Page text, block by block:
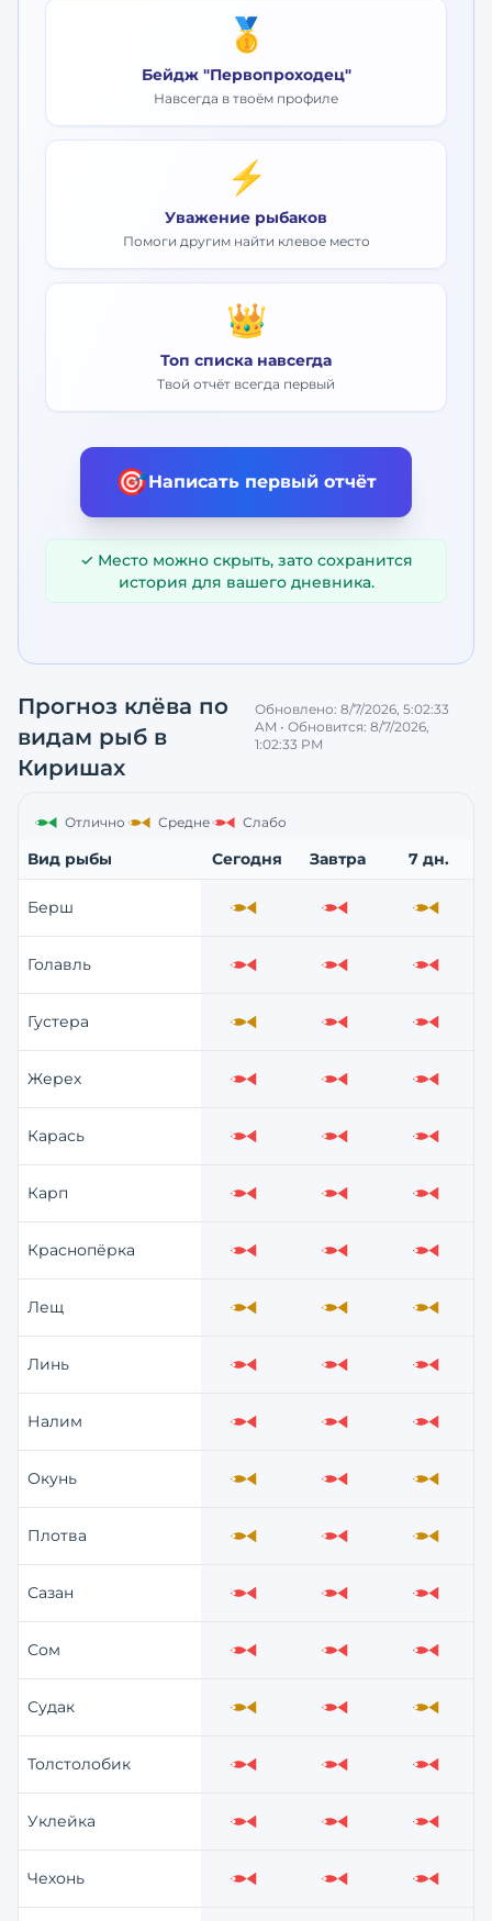
🥇
Бейдж "Первопроходец"
Навсегда в твоём профиле
⚡
Уважение рыбаков
Помоги другим найти клевое место
👑
Топ списка навсегда
Твой отчёт всегда первый
🎯Написать первый отчёт
✓ Место можно скрыть, зато сохранится
история для вашего дневника.
Прогноз клёва по
видам рыб в
Киришах
Обновлено:8/7/2026, 5:02:33
AM • Обновится:8/7/2026,
1:02:33 PM
Отлично Средне Слабо
Вид рыбы Сегодня Завтра 7 дн.
Берш Средне Слабо Средне
Голавль Слабо Слабо Слабо
Густера Средне Слабо Слабо
Жерех Слабо Слабо Слабо
Карась Слабо Слабо Слабо
Карп Слабо Слабо Слабо
Краснопёрка Слабо Слабо Слабо
Лещ Средне Средне Средне
Линь Слабо Слабо Слабо
Налим Слабо Слабо Слабо
Окунь Средне Слабо Средне
Плотва Средне Слабо Средне
Сазан Слабо Слабо Слабо
Сом Слабо Слабо Слабо
Судак Средне Слабо Средне
Толстолобик Слабо Слабо Слабо
Уклейка Слабо Слабо Слабо
Чехонь Слабо Слабо Слабо